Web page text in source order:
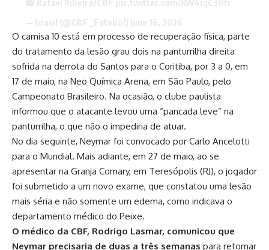
O camisa 10 está em processo de recuperação física, parte
do tratamento da lesão grau dois na panturrilha direita
sofrida na derrota do Santos para o Coritiba, por 3 a 0, em
17 de maio, na Neo Química Arena, em São Paulo, pelo
Campeonato Brasileiro. Na ocasião, o clube paulista
informou que o atacante levou uma “pancada leve” na
panturrilha, o que não o impediria de atuar.
No dia seguinte, Neymar foi convocado por Carlo Ancelotti
para o Mundial. Mais adiante, em 27 de maio, ao se
apresentar na Granja Comary, em Teresópolis (RJ), o jogador
foi submetido a um novo exame, que constatou uma lesão
mais séria e não somente um edema, como indicava o
departamento médico do Peixe.
O médico da CBF, Rodrigo Lasmar, comunicou que
Neymar precisaria de duas a três semanas para retomar